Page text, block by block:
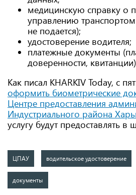
медицинскую справку о
управлению
не подается);
удостоверение водителя;
платежные документы
доверенности,
Как писал KHARKIV Today, с
оформить биометрические
Центре предоставления
Индустриального района
услугу будут предоставлять в
ЦПАУ водительское удостоверение
документы